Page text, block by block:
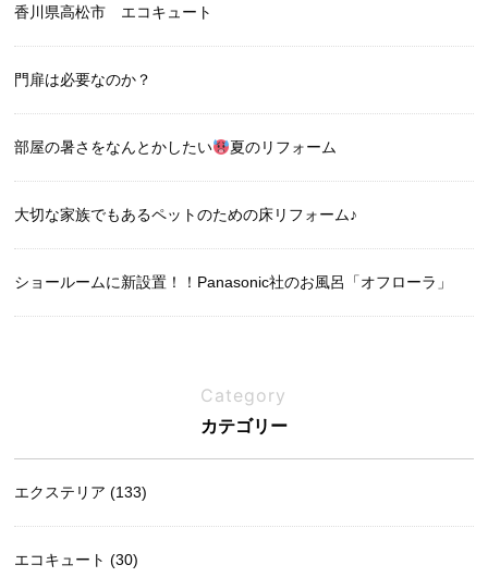
香川県高松市 エコキュート
門扉は必要なのか？
部屋の暑さをなんとかしたい 夏のリフォーム
大切な家族でもあるペットのための床リフォーム♪
ショールームに新設置！！Panasonic社のお風呂「オフローラ」
Category
カテゴリー
エクステリア (133)
エコキュート (30)